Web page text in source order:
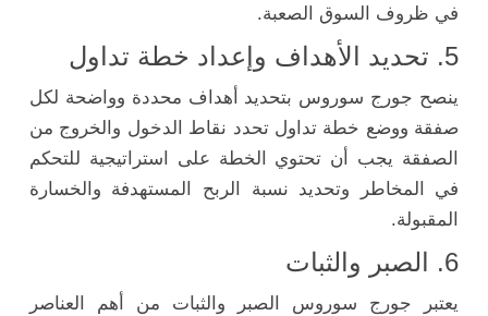
في ظروف السوق الصعبة.
5. تحديد الأهداف وإعداد خطة تداول
ينصح جورج سوروس بتحديد أهداف محددة وواضحة لكل
صفقة ووضع خطة تداول تحدد نقاط الدخول والخروج من
الصفقة يجب أن تحتوي الخطة على استراتيجية للتحكم
في المخاطر وتحديد نسبة الربح المستهدفة والخسارة
المقبولة.
6. الصبر والثبات
يعتبر جورج سوروس الصبر والثبات من أهم العناصر